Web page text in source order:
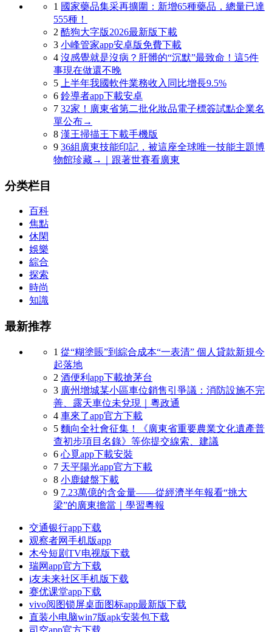
1 國家藥品集采再擴圍：新增65種藥品，總量已達
555種！
2 酷狗大字版2026最新版下載
3 小峰管家app安卓版免費下載
4 沒感覺就是沒病？肝髒的“沉默”最致命！這5件
事現在做還不晚
5
上半年我國軟件業務收入同比增長9.5%
6 鈴導者app下載安卓
7 32家！廣東省第二批化妝品電子標簽試點企業名
單公布→
8 漢王掃描王下載手機版
9 36組廣東技能印記，被這座全球唯一技能主題博
物館珍藏→｜跟著世賽看廣東
分类栏目
百科
焦點
休閑
娛樂
綜合
探索
時尚
知識
最新推荐
1 從“糊塗賬”到綜合成本“一表清” 個人貸款新規今
起落地
2 酒便利app下載搶茅台
3 廣州增城某小區車位銷售引爭議：消防設施不完
善、露天車位未兌現｜粵政通
4 車來了app官方下載
5 麵向全社會征集！《廣東省重要農業文化遺產普
查初步項目名錄》等你提交線索、建議
6 心覓app下載安裝
7 天平陽光app官方下載
8 小鹿鍵盤下載
9 7.23萬億的含金量——從經濟半年報看“挑大
梁”的廣東擔當｜學習粵報
交通银行app下载
观察者网手机版app
木兮短剧TV电视版下载
瑞网app官方下载
i友未来社区手机版下载
赛优课堂app下载
vivo阅图锁屏桌面图标app最新版下载
直装小电脑win7版apk安装包下载
司空app官方下载